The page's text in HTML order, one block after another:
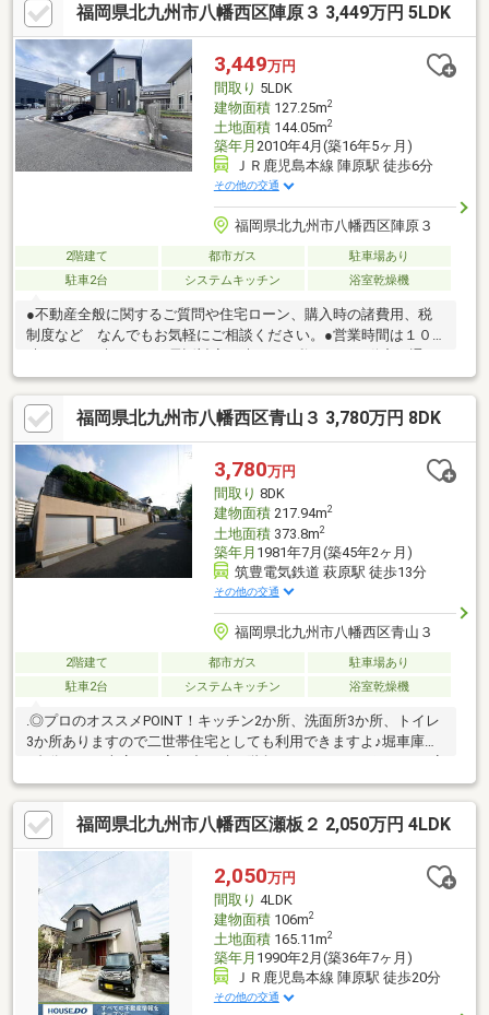
福岡県北九州市八幡西区陣原３ 3,449万円 5LDK
3,449万円
間取り 5LDK
建物面積127.25m2
土地面積144.05m2
築年月 2010年4月(築16年5ヶ月)
ＪＲ鹿児島本線 陣原駅 徒歩6分
その他の交通
福岡県北九州市八幡西区陣原３
2階建て 都市ガス
駐車場あり
駐車2台
システムキッチン 浴室乾燥機
●不動産全般に関するご質問や住宅ローン、購入時の諸費用、税
制度など なんでもお気軽にご相談ください。●営業時間は１０
て 『人と人』 を繋ぐことで生まれる 『ご縁』 を大切に、
将来に築かれる『大きな和』 を目指しています。人と人との繋
がりで「より良い資産づくり」が広がり、豊かな社会をつくるこ
と。それがエストジャパンの願いです。＃不動産を通じて人と人
を繋ぐ
福岡県北九州市八幡西区青山３ 3,780万円 8DK
3,780万円
間取り 8DK
建物面積217.94m2
土地面積373.8m2
築年月 1981年7月(築45年2ヶ月)
筑豊電気鉄道 萩原駅 徒歩13分
その他の交通
福岡県北九州市八幡西区青山３
2階建て 都市ガス
駐車場あり
駐車2台
システムキッチン 浴室乾燥機
.◎プロのオススメPOINT！キッチン2か所、洗面所3か所、トイレ
3か所ありますので二世帯住宅としても利用できますよ♪堀車庫が
心ですね！□□━━━━━━━━━━━━━━━━━━━━━現在
空室です。営業時間 10時～16時（休：水曜日、第2、3火曜日）
この時間帯はお電話でのお問い合わせがスムーズにご案内できま
す。右下の電話ボタンをタッチ！もしくはお気軽にお電話くださ
い ＞＞＞0120-210-
393━━━━━━━━━━━━━━━━━━━━━━□□
福岡県北九州市八幡西区瀬板２ 2,050万円 4LDK
2,050万円
間取り 4LDK
建物面積106m2
土地面積165.11m2
築年月 1990年2月(築36年7ヶ月)
ＪＲ鹿児島本線 陣原駅 徒歩20分
その他の交通